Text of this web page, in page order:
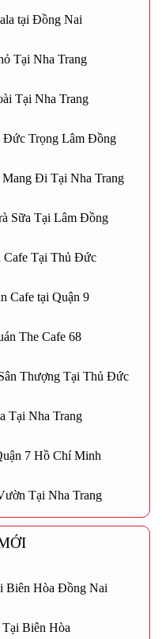
tại Đồng Nai
Tại Nha Trang
Tại Nha Trang
Đức Trọng Lâm Đồng
Đi Tại Nha Trang
Sữa Tại Lâm Đồng
Cafe Tại Thủ Đức
Cafe tại Quận 9
The Cafe 68
Thượng Tại Thủ Đức
Tại Nha Trang
7 Hồ Chí Minh
Tại Nha Trang
Biên Hòa Đồng Nai
Biên Hòa